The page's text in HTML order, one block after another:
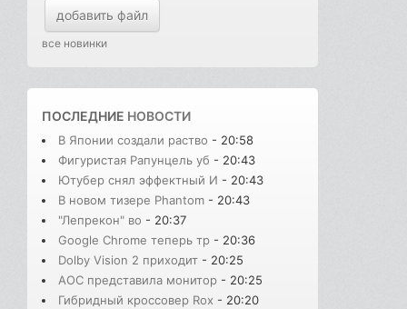
добавить файл
все новинки
ПОСЛЕДНИЕ НОВОСТИ
В Японии создали раство - 20:58
Фигуристая Рапунцель уб - 20:43
Ютубер снял эффектный И - 20:43
В новом тизере Phantom - 20:43
"Лепрекон" во - 20:37
Google Chrome теперь тр - 20:36
Dolby Vision 2 приходит - 20:25
AOC представила монитор - 20:25
Гибридный кроссовер Rox - 20:20